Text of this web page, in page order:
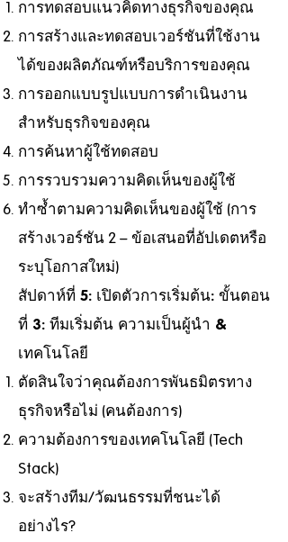
การทดสอบแนวคิดทางธุรกิจของคุณ
การสร้างและทดสอบเวอร์ชันที่ใช้งาน
ได้ของผลิตภัณฑ์หรือบริการของคุณ
การออกแบบรูปแบบการดำเนินงาน
สำหรับธุรกิจของคุณ
การค้นหาผู้ใช้ทดสอบ
การรวบรวมความคิดเห็นของผู้ใช้
ทำซ้ำตามความคิดเห็นของผู้ใช้ (การ
สร้างเวอร์ชัน 2 – ข้อเสนอที่อัปเดตหรือ
ระบุโอกาสใหม่)
สัปดาห์ที่ 5: เปิดตัวการเริ่มต้น: ขั้นตอน
ที่ 3: ทีมเริ่มต้น ความเป็นผู้นำ &
เทคโนโลยี
ตัดสินใจว่าคุณต้องการพันธมิตรทาง
ธุรกิจหรือไม่ (คนต้องการ)
ความต้องการของเทคโนโลยี (Tech
Stack)
จะสร้างทีม/วัฒนธรรมที่ชนะได้
อย่างไร?